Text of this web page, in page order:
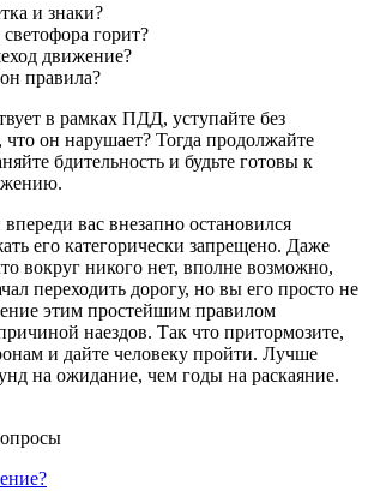
и знаки?
горит?
движение?
правила?
в рамках ПДД, уступайте без
он нарушает? Тогда продолжайте
бдительность и будьте готовы к
вас внезапно остановился
его категорически запрещено. Даже
вокруг никого нет, вполне возможно,
переходить дорогу, но вы его просто не
этим простейшим правилом
наездов. Так что притормозите,
и дайте человеку пройти. Лучше
на ожидание, чем годы на раскаяние.